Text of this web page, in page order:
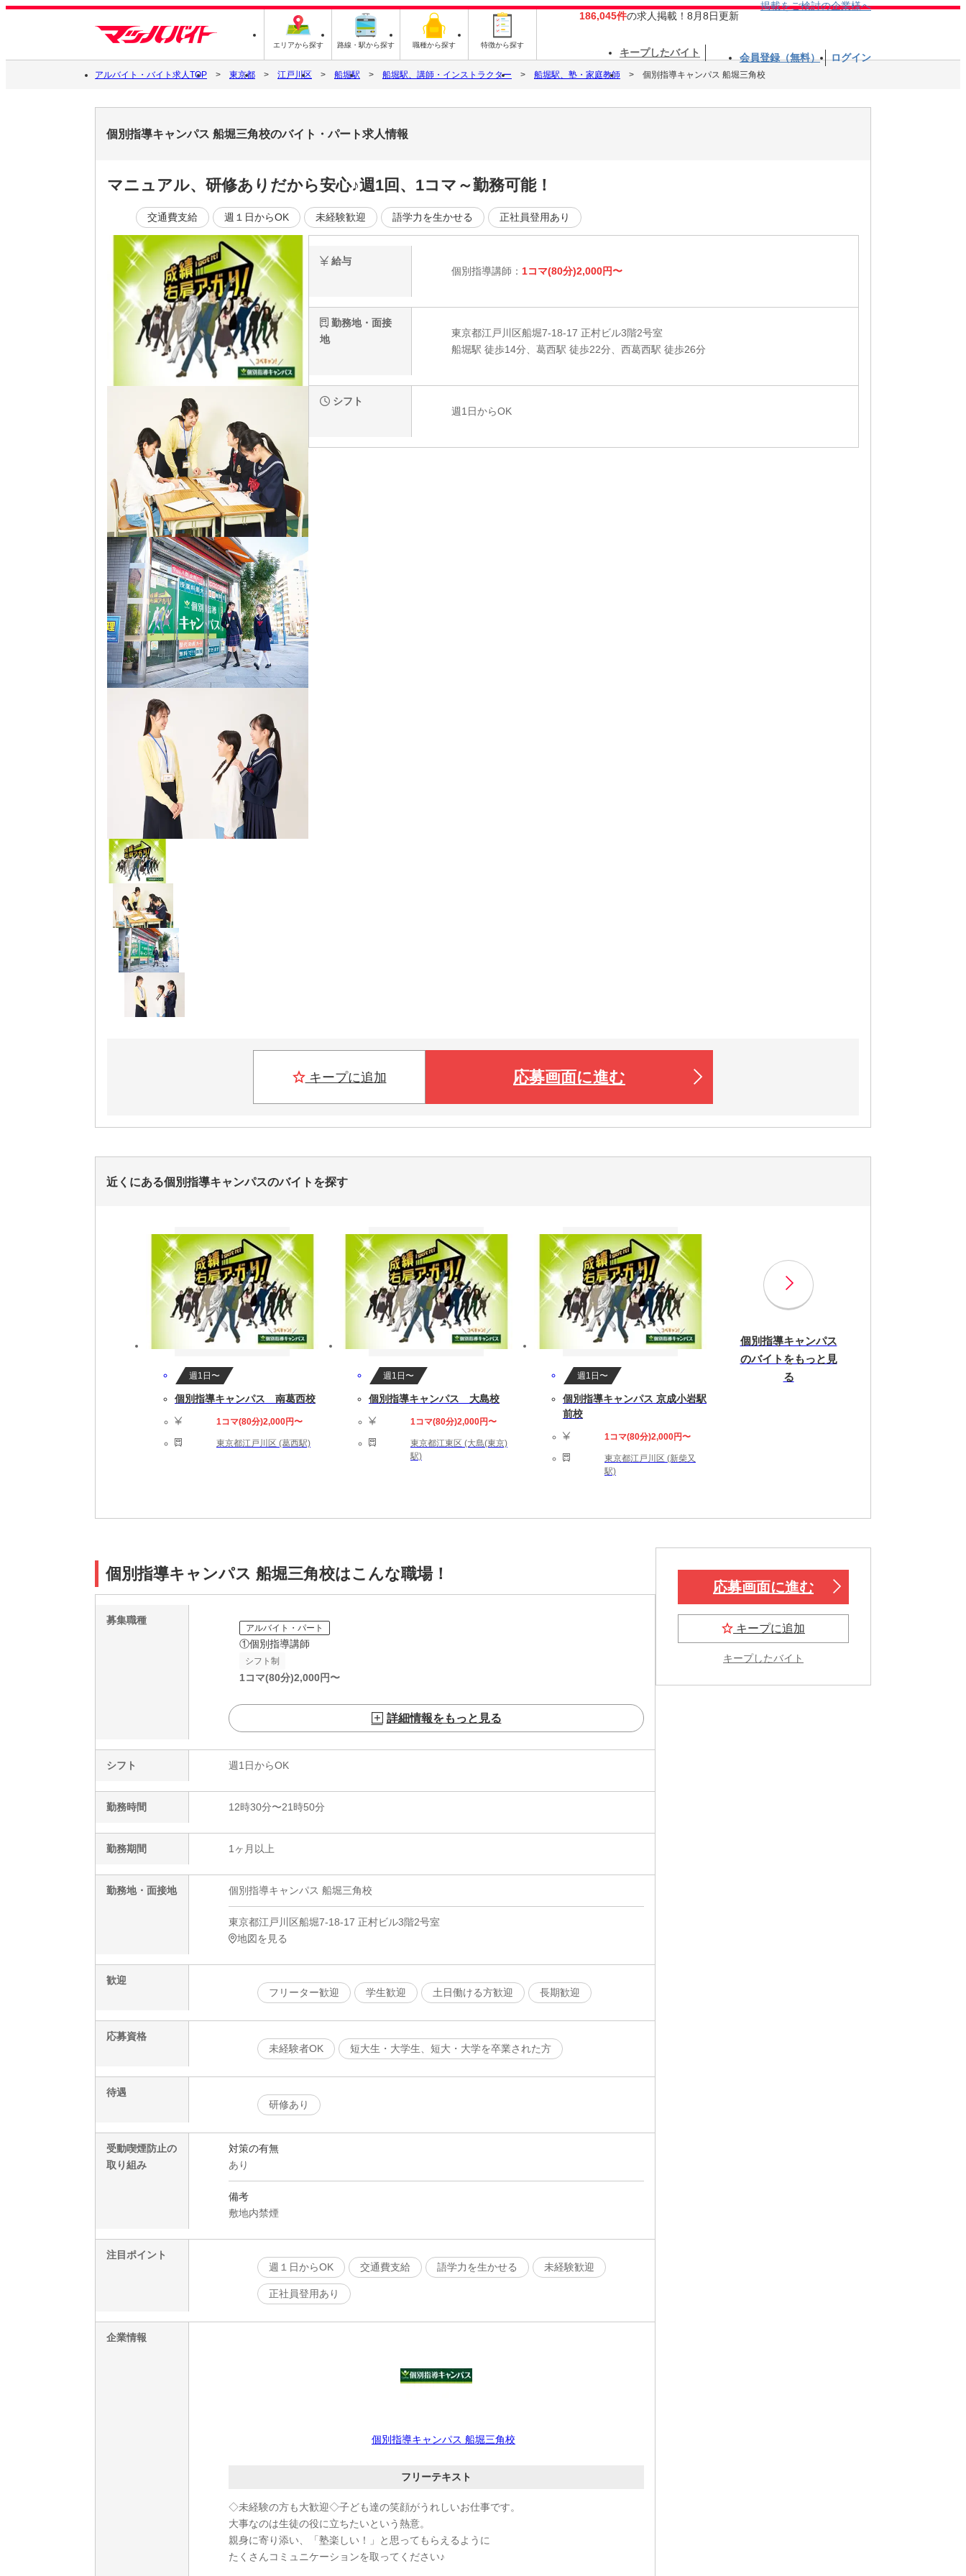
エリアから探す 路線・駅から探す 職種から探す 特徴から探す
186,045件の求人掲載！8月8日更新
掲載をご検討の企業様へ
キープしたバイト 会員登録（無料） ログイン
アルバイト・バイト求人TOP 東京都 江戸川区 船堀駅 船堀駅、講師・インストラクター 船堀駅、塾・家庭教師 個別指導キャンパス 船堀三角校
個別指導キャンパス 船堀三角校のバイト・パート求人情報
マニュアル、研修ありだから安心♪週1回、1コマ～勤務可能！
交通費支給 週１日からOK 未経験歓迎 語学力を生かせる 正社員登用あり
給与
個別指導講師： 1コマ(80分)2,000円〜
勤務地・面接
地
東京都江戸川区船堀7-18-17 正村ビル3階2号室
船堀駅 徒歩14分、葛西駅 徒歩22分、西葛西駅 徒歩26分
シフト
週1日からOK
キープに追加 応募画面に進む
近くにある個別指導キャンパスのバイトを探す
週1日〜
個別指導キャンパス 南葛西校
1コマ(80分)2,000円〜
東京都江戸川区 (葛西駅)
週1日〜
個別指導キャンパス 大島校
1コマ(80分)2,000円〜
東京都江東区 (大島(東京)
駅)
週1日〜
個別指導キャンパス 京成小岩駅
前校
1コマ(80分)2,000円〜
東京都江戸川区 (新柴又
駅)
個別指導キャンパス
のバイトをもっと見
る
個別指導キャンパス 船堀三角校はこんな職場！
募集職種
アルバイト・パート
①個別指導講師
シフト制
1コマ(80分)2,000円〜
詳細情報をもっと見る
シフト 週1日からOK
勤務時間 12時30分〜21時50分
勤務期間 1ヶ月以上
勤務地・面接地 個別指導キャンパス 船堀三角校
東京都江戸川区船堀7-18-17 正村ビル3階2号室
地図を見る
歓迎
フリーター歓迎
学生歓迎 土日働ける方歓迎 長期歓迎
応募資格
未経験者OK
短大生・大学生、短大・大学を卒業された方
待遇
研修あり
受動喫煙防止の
取り組み
対策の有無
あり
備考
敷地内禁煙
注目ポイント
週１日からOK
交通費支給 語学力を生かせる 未経験歓迎
正社員登用あり
企業情報
個別指導キャンパス 船堀三角校
フリーテキスト
◇未経験の方も大歓迎◇子ども達の笑顔がうれしいお仕事です。
大事なのは生徒の役に立ちたいという熱意。
親身に寄り添い、「塾楽しい！」と思ってもらえるように
たくさんコミュニケーションを取ってください♪
応募画面に進む
キープに追加
キープしたバイト